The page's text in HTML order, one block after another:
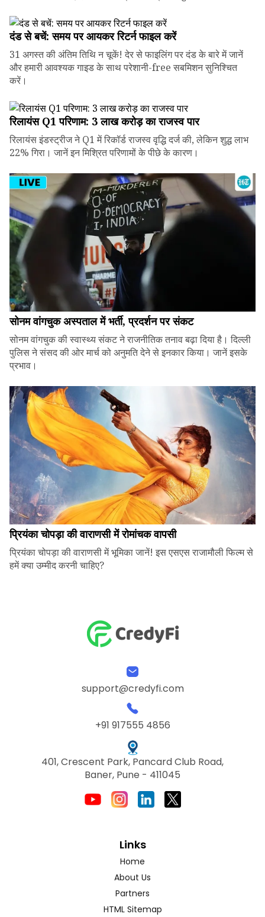
दंड से बचें: समय पर आयकर रिटर्न फाइल करें
31 अगस्त की अंतिम तिथि न चूकें! देर से फाइलिंग पर दंड के बारे में जानें
और हमारी आवश्यक गाइड के साथ परेशानी-free सबमिशन सुनिश्चित
करें।
रिलायंस Q1 परिणाम: ₹3 लाख करोड़ का राजस्व पार
रिलायंस इंडस्ट्रीज ने Q1 में रिकॉर्ड राजस्व वृद्धि दर्ज की, लेकिन शुद्ध लाभ
22% गिरा। जानें इन मिश्रित परिणामों के पीछे के कारण।
सोनम वांगचुक अस्पताल में भर्ती, प्रदर्शन पर संकट
सोनम वांगचुक की स्वास्थ्य संकट ने राजनीतिक तनाव बढ़ा दिया है। दिल्ली
पुलिस ने संसद की ओर मार्च को अनुमति देने से इनकार किया। जानें इसके
प्रभाव।
प्रियंका चोपड़ा की वाराणसी में रोमांचक वापसी
प्रियंका चोपड़ा की वाराणसी में भूमिका जानें! इस एसएस राजामौली फिल्म से
हमें क्या उम्मीद करनी चाहिए?
support@credyfi.com
+91 917555 4856
401, Crescent Park, Pancard Club Road,
Baner, Pune - 411045
Links
Home
About Us
Partners
HTML Sitemap